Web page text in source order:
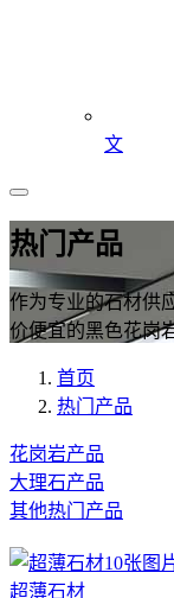
文
热门产品
作为专业的石材供
价便宜的黑色花岗
首页
热门产品
花岗岩产品
大理石产品
其他热门产品
10张图
超薄石材